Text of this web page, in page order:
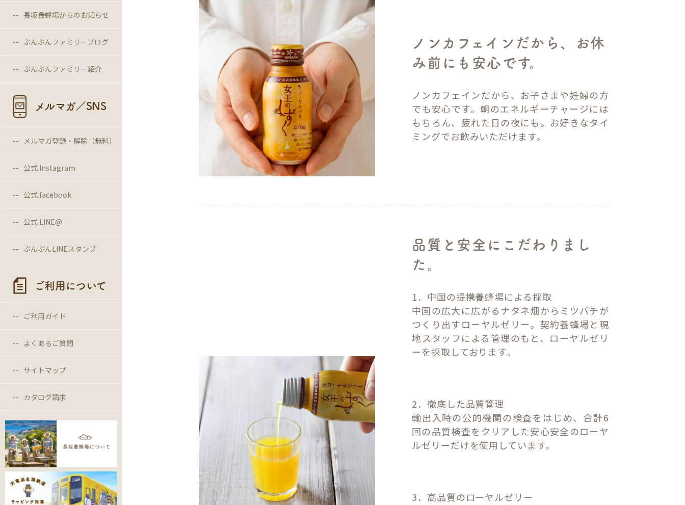
長坂養蜂場からのお知らせ
ぶんぶんファミリーブログ
ぶんぶんファミリー紹介
メルマガ／SNS
メルマガ登録・解除（無料）
公式 Instagram
公式 facebook
公式 LINE@
ぶんぶんLINEスタンプ
ご利用について
ご利用ガイド
よくあるご質問
サイトマップ
カタログ請求
ノンカフェインだから、お休
み前にも安心です。
ノンカフェインだから、お子さまや妊婦の方
でも安心です。朝のエネルギーチャージには
もちろん、疲れた日の夜にも。お好きなタイ
ミングでお飲みいただけます。
品質と安全にこだわりまし
た。
1．中国の提携養蜂場による採取
中国の広大に広がるナタネ畑からミツバチが
つくり出すローヤルゼリー。契約養蜂場と現
地スタッフによる管理のもと、ローヤルゼリ
ーを採取しております。
2．徹底した品質管理
輸出入時の公的機関の検査をはじめ、合計6
回の品質検査をクリアした安心安全のローヤ
ルゼリーだけを使用しています。
3．高品質のローヤルゼリー